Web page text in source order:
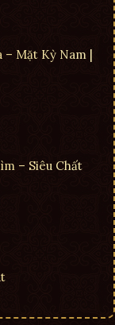
Mặt Kỳ Nam |
– Siêu Chất